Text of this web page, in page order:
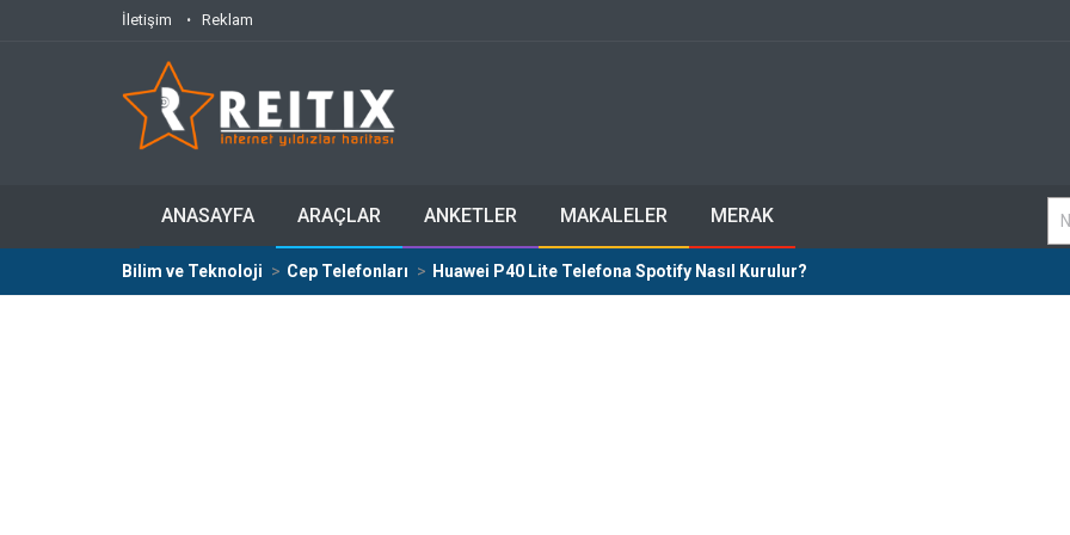
İletişim Reklam
ANASAYFA ARAÇLAR ANKETLER MAKALELER MERAK
Bilim ve Teknoloji Cep Telefonları Huawei P40 Lite Telefona Spotify Nasıl Kurulur?